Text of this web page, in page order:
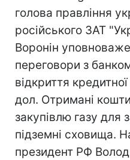
голова правління
російського ЗАТ
Воронін
переговори з
відкриття
дол. Отримані
закупівлю газу для
підземні сховища.
президент РФ